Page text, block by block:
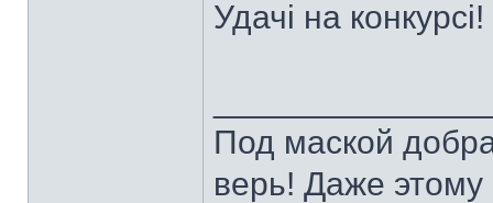
Удачі на конкурсі!
Под маской
верь! Даже этому